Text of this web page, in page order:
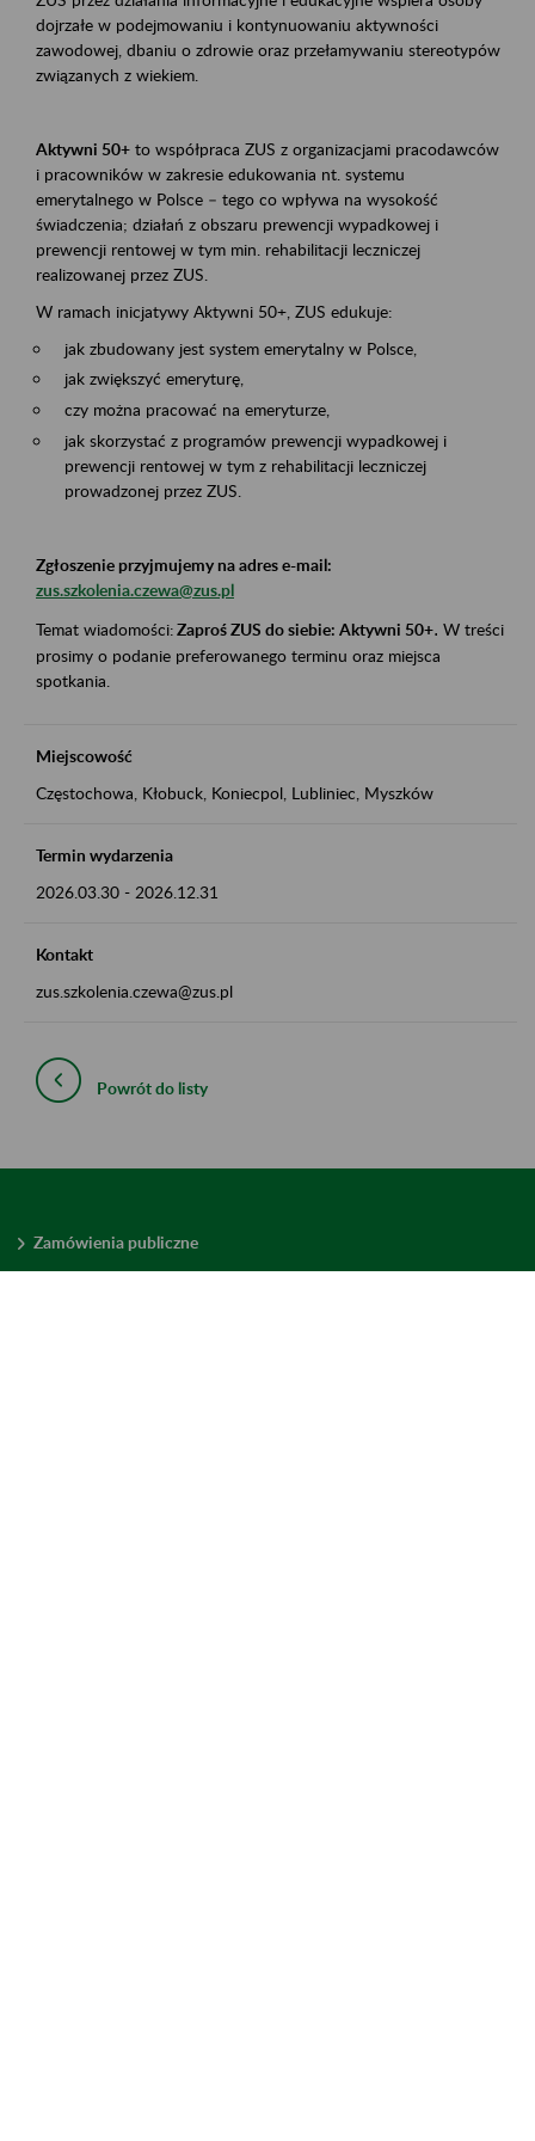
dojrzałe w podejmowaniu i kontynuowaniu aktywności
zawodowej, dbaniu o zdrowie oraz przełamywaniu stereotypów
związanych z wiekiem.
Aktywni 50+ to współpraca ZUS z organizacjami pracodawców
i pracowników w zakresie edukowania nt. systemu
emerytalnego w Polsce – tego co wpływa na wysokość
świadczenia; działań z obszaru prewencji wypadkowej i
prewencji rentowej w tym min. rehabilitacji leczniczej
realizowanej przez ZUS.
W ramach inicjatywy Aktywni 50+, ZUS edukuje:
jak zbudowany jest system emerytalny w Polsce,
jak zwiększyć emeryturę,
czy można pracować na emeryturze,
jak skorzystać z programów prewencji wypadkowej i
prewencji rentowej w tym z rehabilitacji leczniczej
prowadzonej przez ZUS.
Zgłoszenie przyjmujemy na adres e-mail:
zus.szkolenia.czewa@zus.pl
Temat wiadomości:Zaproś ZUS do siebie: Aktywni 50+. W treści
prosimy o podanie preferowanego terminu oraz miejsca
spotkania.
Miejscowość
Częstochowa, Kłobuck, Koniecpol, Lubliniec, Myszków
Termin wydarzenia
2026.03.30 - 2026.12.31
Kontakt
zus.szkolenia.czewa@zus.pl
Powrót do listy
Zamówienia publiczne